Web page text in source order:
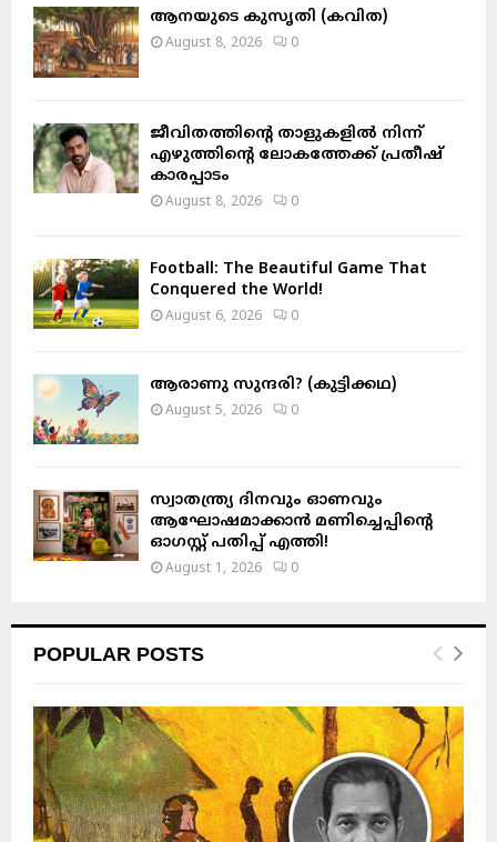
o
r
:
ആനയുടെ കുസൃതി (കവിത)
August 8, 2026 0
ജീവിതത്തിന്റെ താളുകളിൽ നിന്ന്
എഴുത്തിന്റെ ലോകത്തേക്ക് പ്രതീഷ്
കാരപ്പാടം
August 8, 2026 0
Football: The Beautiful Game That
Conquered the World!
August 6, 2026 0
ആരാണു സുന്ദരി? (കുട്ടിക്കഥ)
August 5, 2026 0
സ്വാതന്ത്ര്യ ദിനവും ഓണവും
ആഘോഷമാക്കാൻ മണിച്ചെപ്പിന്റെ
ഓഗസ്റ്റ് പതിപ്പ് എത്തി!
August 1, 2026 0
POPULAR POSTS